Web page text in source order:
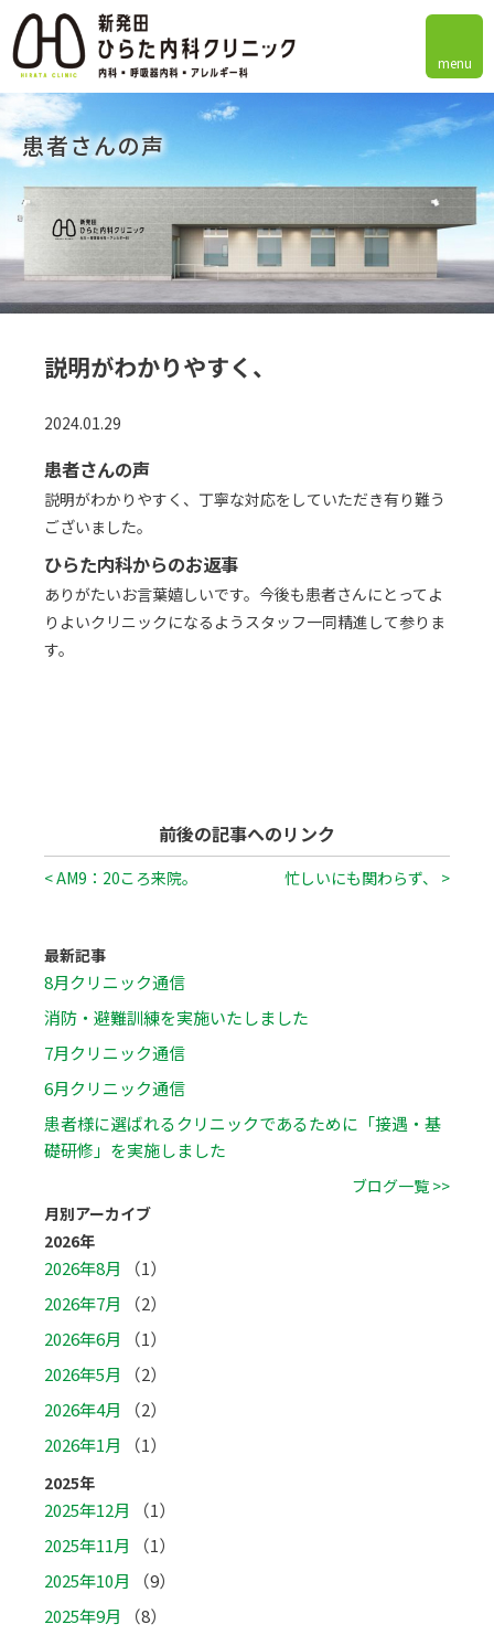
患者さんの声
説明がわかりやすく、
2024.01.29
患者さんの声
説明がわかりやすく、丁寧な対応をしていただき有り難う
ございました。
ひらた内科からのお返事
ありがたいお言葉嬉しいです。今後も患者さんにとってよ
りよいクリニックになるようスタッフ一同精進して参りま
す。
前後の記事へのリンク
< AM9：20ころ来院。 忙しいにも関わらず、 >
最新記事
8月クリニック通信
消防・避難訓練を実施いたしました
7月クリニック通信
6月クリニック通信
患者様に選ばれるクリニックであるために「接遇・基
礎研修」を実施しました
ブログ一覧 >>
月別アーカイブ
2026年
2026年8月
（1）
2026年7月
（2）
2026年6月
（1）
2026年5月
（2）
2026年4月
（2）
2026年1月
（1）
2025年
2025年12月
（1）
2025年11月
（1）
2025年10月
（9）
2025年9月
（8）
menu